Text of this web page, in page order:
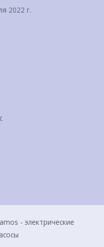
2022 г.
- электрические